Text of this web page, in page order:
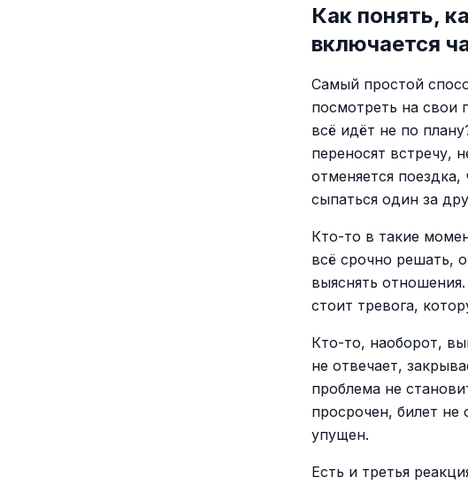
Как понять,
включается
Самый простой
посмотреть на свои
всё идёт не по
переносят встречу,
отменяется
сыпаться один за
Кто-то в такие
всё срочно решать,
выяснять
стоит тревога,
Кто-то, наоборот,
не отвечает,
проблема не
просрочен, билет
упущен.
Есть и третья